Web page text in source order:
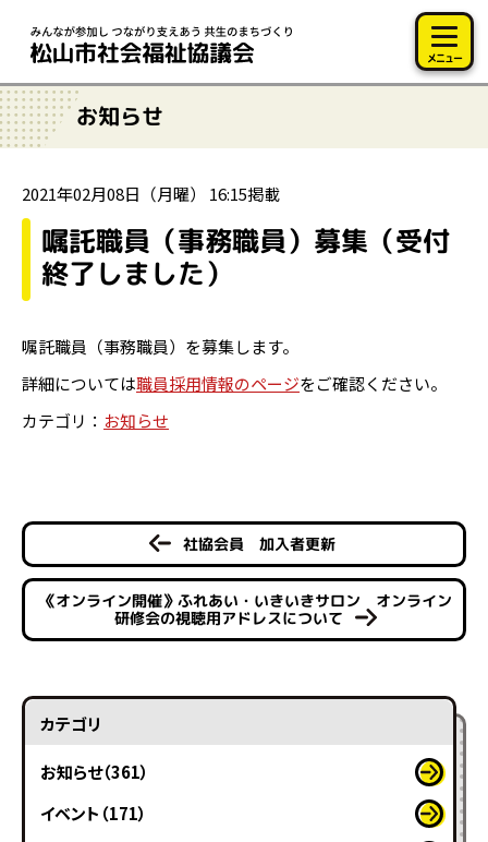
メニュー
お知らせ
2021年02月08日（月曜） 16:15掲載
嘱託職員（事務職員）募集（受付
終了しました）
嘱託職員（事務職員）を募集します。
詳細については職員採用情報のページをご確認ください。
カテゴリ： お知らせ
社協会員 加入者更新
《オンライン開催》ふれあい・いきいきサロン オンライン
研修会の視聴用アドレスについて
カテゴリ
お知らせ（361）
イベント（171）